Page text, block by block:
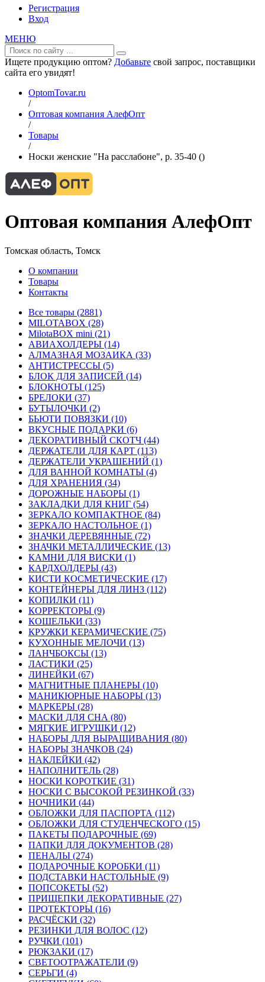
Регистрация
Вход
МЕНЮ
Ищете продукцию оптом? Добавьте свой запрос, поставщики
сайта его увидят!
OptomTovar.ru
/
Оптовая компания АлефОпт
/
Товары
/
Носки женские "На расслабоне", р. 35-40 ()
Оптовая компания АлефОпт
Томская область, Томск
О компании
Товары
Контакты
Все товары (2881)
MILOTABOX (28)
MilotaBOX mini (21)
АВИАХОЛДЕРЫ (14)
АЛМАЗНАЯ МОЗАИКА (33)
АНТИСТРЕССЫ (5)
БЛОК ДЛЯ ЗАПИСЕЙ (14)
БЛОКНОТЫ (125)
БРЕЛОКИ (37)
БУТЫЛОЧКИ (2)
БЬЮТИ ПОВЯЗКИ (10)
ВКУСНЫЕ ПОДАРКИ (6)
ДЕКОРАТИВНЫЙ СКОТЧ (44)
ДЕРЖАТЕЛИ ДЛЯ КАРТ (113)
ДЕРЖАТЕЛИ УКРАШЕНИЙ (1)
ДЛЯ ВАННОЙ КОМНАТЫ (4)
ДЛЯ ХРАНЕНИЯ (34)
ДОРОЖНЫЕ НАБОРЫ (1)
ЗАКЛАДКИ ДЛЯ КНИГ (54)
ЗЕРКАЛО КОМПАКТНОЕ (84)
ЗЕРКАЛО НАСТОЛЬНОЕ (1)
ЗНАЧКИ ДЕРЕВЯННЫЕ (72)
ЗНАЧКИ МЕТАЛЛИЧЕСКИЕ (13)
КАМНИ ДЛЯ ВИСКИ (1)
КАРДХОЛДЕРЫ (43)
КИСТИ КОСМЕТИЧЕСКИЕ (17)
КОНТЕЙНЕРЫ ДЛЯ ЛИНЗ (112)
КОПИЛКИ (11)
КОРРЕКТОРЫ (9)
КОШЕЛЬКИ (33)
КРУЖКИ КЕРАМИЧЕСКИЕ (75)
КУХОННЫЕ МЕЛОЧИ (13)
ЛАНЧБОКСЫ (13)
ЛАСТИКИ (25)
ЛИНЕЙКИ (67)
МАГНИТНЫЕ ПЛАНЕРЫ (10)
МАНИКЮРНЫЕ НАБОРЫ (13)
МАРКЕРЫ (28)
МАСКИ ДЛЯ СНА (80)
МЯГКИЕ ИГРУШКИ (12)
НАБОРЫ ДЛЯ ВЫРАЩИВАНИЯ (80)
НАБОРЫ ЗНАЧКОВ (24)
НАКЛЕЙКИ (42)
НАПОЛНИТЕЛЬ (28)
НОСКИ КОРОТКИЕ (31)
НОСКИ С ВЫСОКОЙ РЕЗИНКОЙ (33)
НОЧНИКИ (44)
ОБЛОЖКИ ДЛЯ ПАСПОРТА (112)
ОБЛОЖКИ ДЛЯ СТУДЕНЧЕСКОГО (15)
ПАКЕТЫ ПОДАРОЧНЫЕ (69)
ПАПКИ ДЛЯ ДОКУМЕНТОВ (28)
ПЕНАЛЫ (274)
ПОДАРОЧНЫЕ КОРОБКИ (11)
ПОДСТАВКИ НАСТОЛЬНЫЕ (9)
ПОПСОКЕТЫ (52)
ПРИЩЕПКИ ДЕКОРАТИВНЫЕ (27)
ПРОТЕКТОРЫ (16)
РАСЧЁСКИ (32)
РЕЗИНКИ ДЛЯ ВОЛОС (12)
РУЧКИ (101)
РЮКЗАКИ (17)
СВЕТООТРАЖАТЕЛИ (9)
СЕРЬГИ (4)